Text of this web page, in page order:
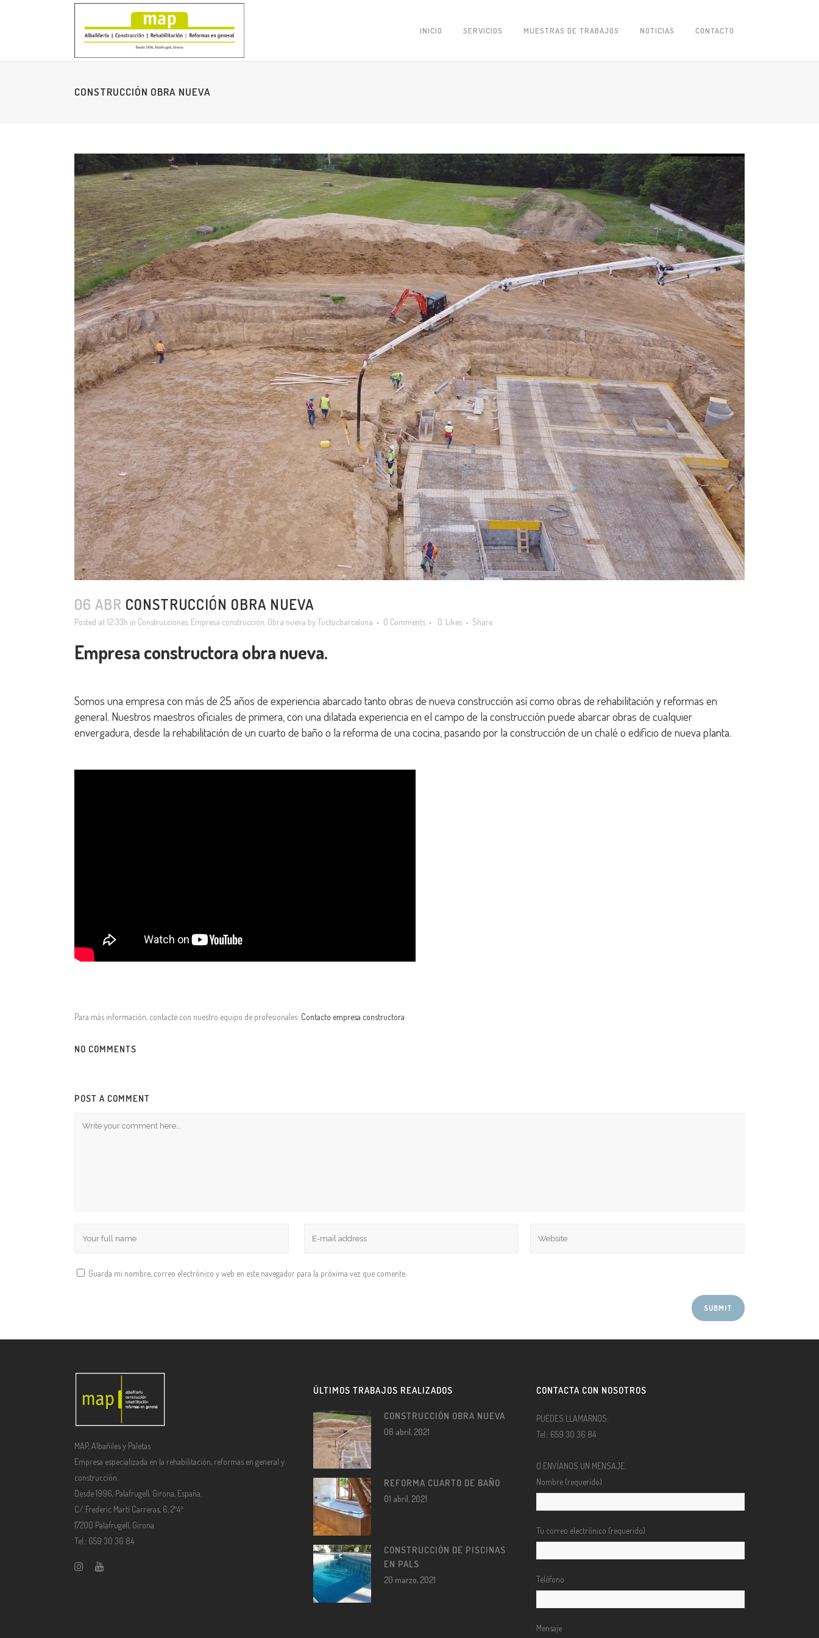
INICIO SERVICIOS MUESTRAS DE TRABAJOS NOTICIAS CONTACTO
CONSTRUCCIÓN OBRA NUEVA
06 ABR CONSTRUCCIÓN OBRA NUEVA
Posted at 12:33h in Construcciones, Empresa construcción, Obra nueva byTuctucbarcelona 0 Comments 0 Likes Share
Empresa constructora obra nueva.
Somos una empresa con más de 25 años de experiencia abarcado tanto obras de nueva construcción así como obras de rehabilitación y reformas en
general. Nuestros maestros oficiales de primera, con una dilatada experiencia en el campo de la construcción puede abarcar obras de cualquier
envergadura, desde la rehabilitación de un cuarto de baño o la reforma de una cocina, pasando por la construcción de un chalé o edificio de nueva planta.
Para más información, contacte con nuestro equipo de profesionales: Contacto empresa constructora
NO COMMENTS
POST A COMMENT
Guarda mi nombre, correo electrónico y web en este navegador para la próxima vez que comente.
MAP, Albañiles y Paletas
Empresa especializada en la rehabilitación, reformas en general y
construcción.
Desde 1996, Palafrugell, Girona, España.
C/ Frederic Martí Carreras, 6, 2º4ª
17200 Palafrugell, Girona
Tel.: 659 30 36 84
ÚLTIMOS TRABAJOS REALIZADOS
CONSTRUCCIÓN OBRA NUEVA
06 abril, 2021
REFORMA CUARTO DE BAÑO
01 abril, 2021
CONSTRUCCIÓN DE PISCINAS
EN PALS
20 marzo, 2021
CONTACTA CON NOSOTROS
PUEDES LLAMARNOS:
Tel.: 659 30 36 84
O ENVÍANOS UN MENSAJE:
Nombre (requerido)
Tu correo electrónico (requerido)
Teléfono
Mensaje